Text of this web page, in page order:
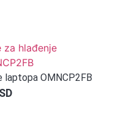
laptopa OMNCP2FB